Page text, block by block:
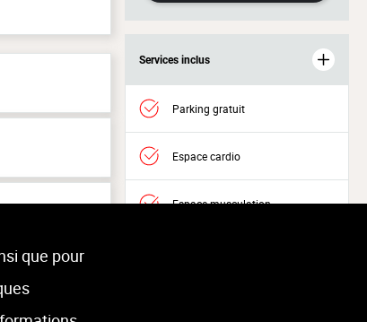
Services inclus
Parking gratuit
Espace cardio
Espace musculation
que pour